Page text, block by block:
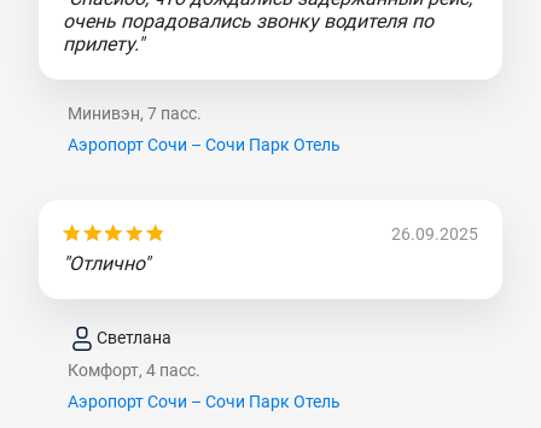
очень порадовались звонку водителя по
прилету."
Минивэн, 7 пасс.
Аэропорт Сочи – Сочи Парк Отель
26.09.2025
"Отлично"
Светлана
Комфорт, 4 пасс.
Аэропорт Сочи – Сочи Парк Отель